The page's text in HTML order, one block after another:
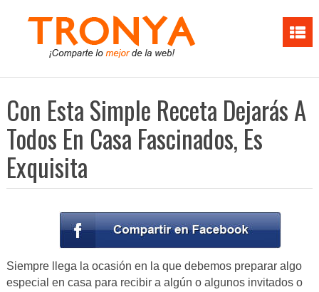
Con Esta Simple Receta Dejarás A
Todos En Casa Fascinados, Es
Exquisita
Siempre llega la ocasión en la que debemos preparar algo
especial en casa para recibir a algún o algunos invitados o